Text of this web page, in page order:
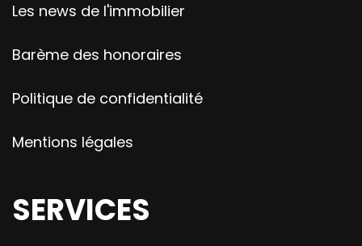
Les news de l'immobilier
Barème des honoraires
Politique de confidentialité
Mentions légales
SERVICES